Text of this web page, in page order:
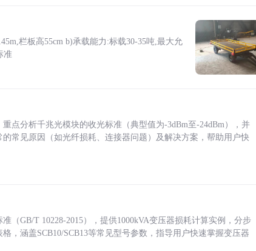
栏板高55cm b)承载能力:标载30-35吨,最大允
准
点分析千兆光模块的收光标准（典型值为-3dBm至-24dBm），并
常见原因（如光纤损耗、连接器问题）及解决方案，帮助用户快
（GB/T 10228-2015），提供1000kVA变压器损耗计算实例，分步
，涵盖SCB10/SCB13等常见型号参数，指导用户快速掌握变压器